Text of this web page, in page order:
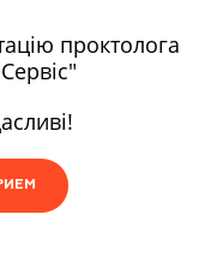
проктолога